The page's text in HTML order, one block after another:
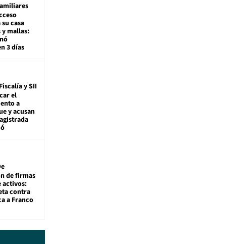
casa
mallas:
3 días
Fiscalía y SII
el
a
y acusan
de firmas
activos:
contra
a Franco